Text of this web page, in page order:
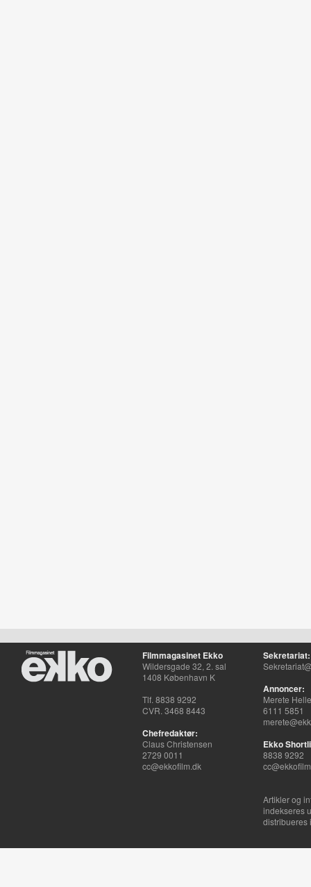
Filmmagasinet Ekko
Wildersgade 32, 2. sal
1408 København K
Tlf. 8838 9292
CVR. 3468 8443
Chefredaktør:
Claus Christensen
2729 0011
cc@ekkofilm.dk
Sekretariat:
Annoncer:
Merete
6111 5851
Ekko
8838 9292
Artikler og
indekseres
distribueres